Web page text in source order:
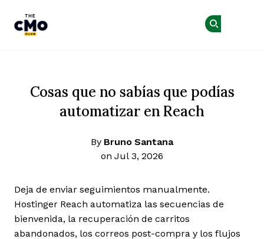
Cosas que no sabías que podías
automatizar en Reach
By Bruno Santana
on Jul 3, 2026
Deja de enviar seguimientos manualmente.
Hostinger Reach automatiza las secuencias de
bienvenida, la recuperación de carritos
abandonados, los correos post-compra y los flujos